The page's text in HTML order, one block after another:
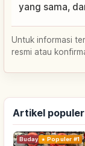
yang sama,
Untuk informasi
resmi atau
Artikel
Budaya Tradisional
Populer #1